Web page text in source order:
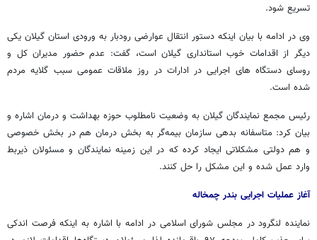
تسریع شود.
وی در ادامه با بیان اینکه دستور انتقال عوارضی رودبار به ورودی استان گیلان یکی
دیگر از اقدامات خوب استانداری گیلان است، گفت: عدم حضور مدیران کل و
روسای دستگاه های اجرایی در ادارات در روز ملاقات عمومی سبب گلایه مردم
شده است.
رئیس مجمع نمایندگان گیلان به وضعیت نامطلوب حوزه بهداشت و درمان اشاره و
بیان کرد: متاسفانه بدهی سازمان بیمه‌گر به بخش درمان هم در بخش خصوصی
و هم دولتی مشکلاتی ایجاد کرده که در این زمینه نمایندگان و مسئولان ذیربط
وارد عمل شده و این مشکل را حل کنند.
آغاز عملیات اجرایی بندر چمخاله
نماینده لنگرود در مجلس شورای اسلامی در ادامه با اشاره به اینکه فرصت اندکی